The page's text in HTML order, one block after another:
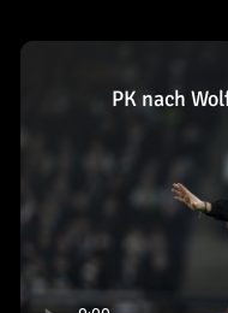
PK nach